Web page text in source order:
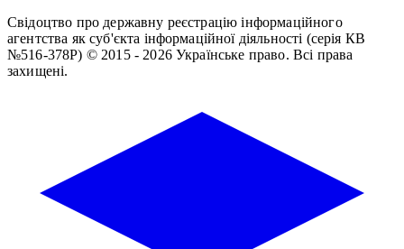
Свідоцтво про державну реєстрацію інформаційного
агентства як суб'єкта інформаційної діяльності (серія КВ
№516-378Р) © 2015 - 2026 Українське право. Всі права
захищені.